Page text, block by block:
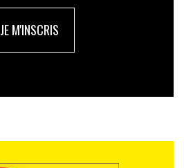
JE M'INSCRIS